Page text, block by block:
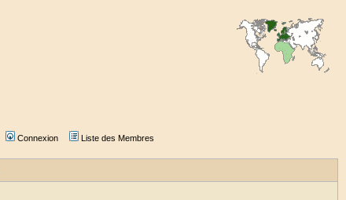
Connexion Liste des Membres